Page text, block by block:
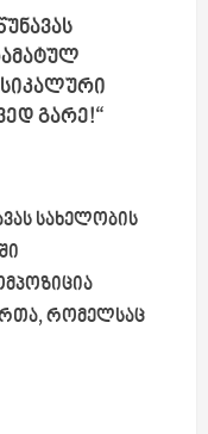
გარე!“
სახელობის
რომელსაც